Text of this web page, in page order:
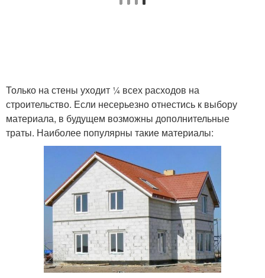
Только на стены уходит ¼ всех расходов на
строительство. Если несерьезно отнестись к выбору
материала, в будущем возможны дополнительные
траты. Наиболее популярны такие материалы: